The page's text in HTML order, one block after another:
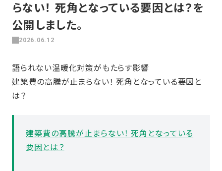
らない！ 死角となっている要因とは？を
公開しました。
2026.06.12
語られない温暖化対策がもたらす影響
建築費の高騰が止まらない！ 死角となっている要因と
は？
建築費の高騰が止まらない！ 死角となっている
要因とは？